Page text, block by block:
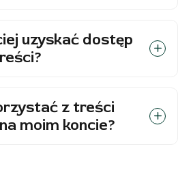
uzyskać dostęp
z treści
moim koncie?